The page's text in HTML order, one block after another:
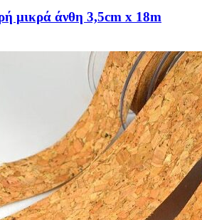
μικρά άνθη 3,5cm x 18m